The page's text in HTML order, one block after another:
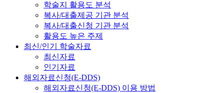
학술지 활용도 분석
복사/대출제공 기관 분석
복사/대출신청 기관 분석
활용도 높은 주제
최신/인기 학술자료
최신자료
인기자료
해외자료신청(E-DDS)
해외자료신청(E-DDS) 이용 방법